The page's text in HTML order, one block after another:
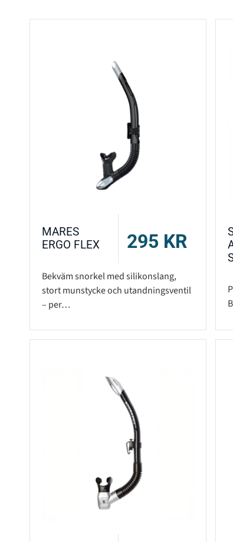
MARES
ERGO FLEX
295 KR
Bekväm snorkel med silikonslang,
stort munstycke och utandningsventil
– per…